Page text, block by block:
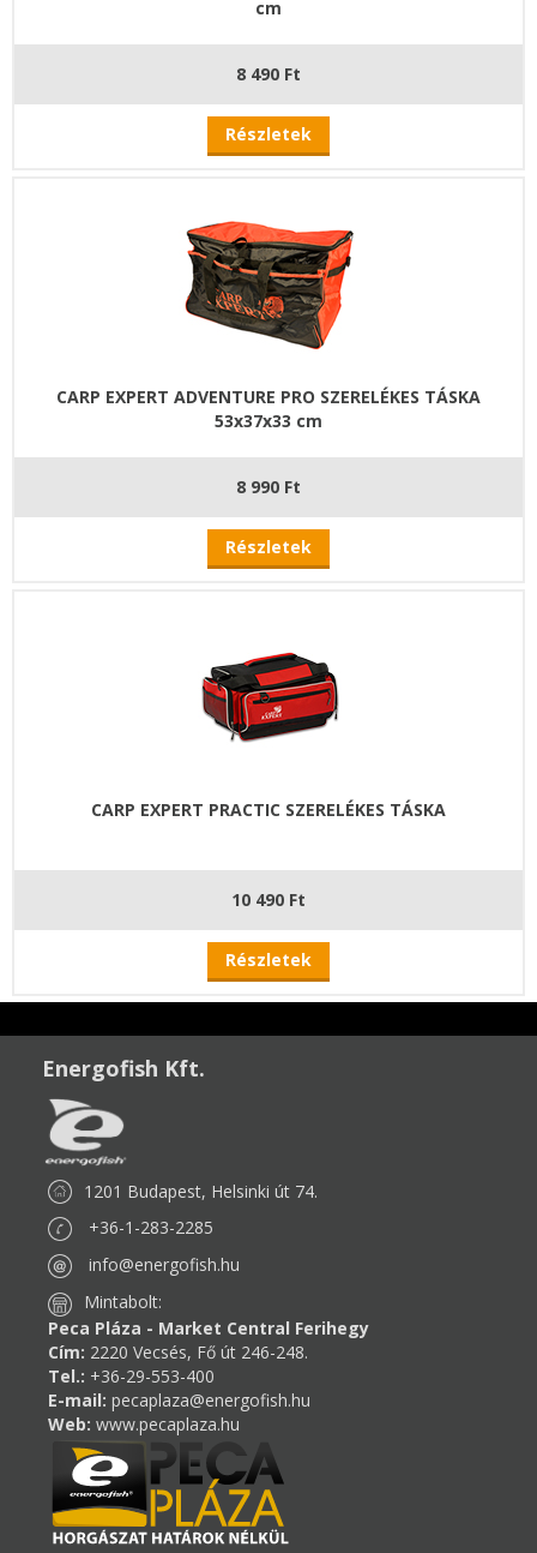
cm
8 490 Ft
Részletek
CARP EXPERT ADVENTURE PRO SZERELÉKES TÁSKA
53x37x33 cm
8 990 Ft
Részletek
CARP EXPERT PRACTIC SZERELÉKES TÁSKA
10 490 Ft
Részletek
Energofish Kft.
1201 Budapest, Helsinki út 74.
+36-1-283-2285
info@energofish.hu
Mintabolt:
Peca Pláza - Market Central Ferihegy
Cím: 2220 Vecsés, Fő út 246-248.
Tel.: +36-29-553-400
E-mail: pecaplaza@energofish.hu
Web: www.pecaplaza.hu